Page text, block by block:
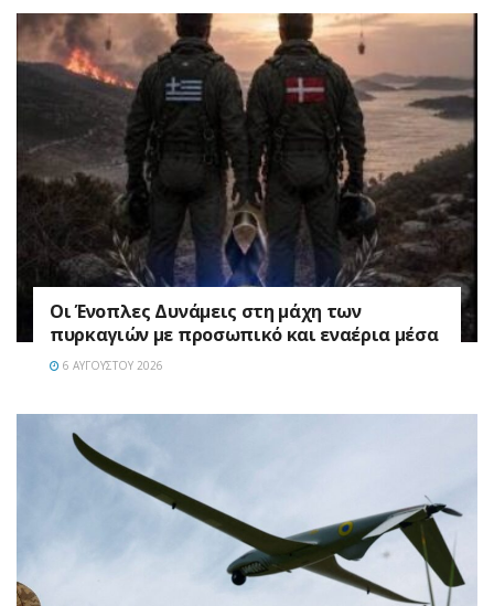
Οι Ένοπλες Δυνάμεις στη μάχη των
πυρκαγιών με προσωπικό και εναέρια μέσα
6 ΑΥΓΟΎΣΤΟΥ 2026